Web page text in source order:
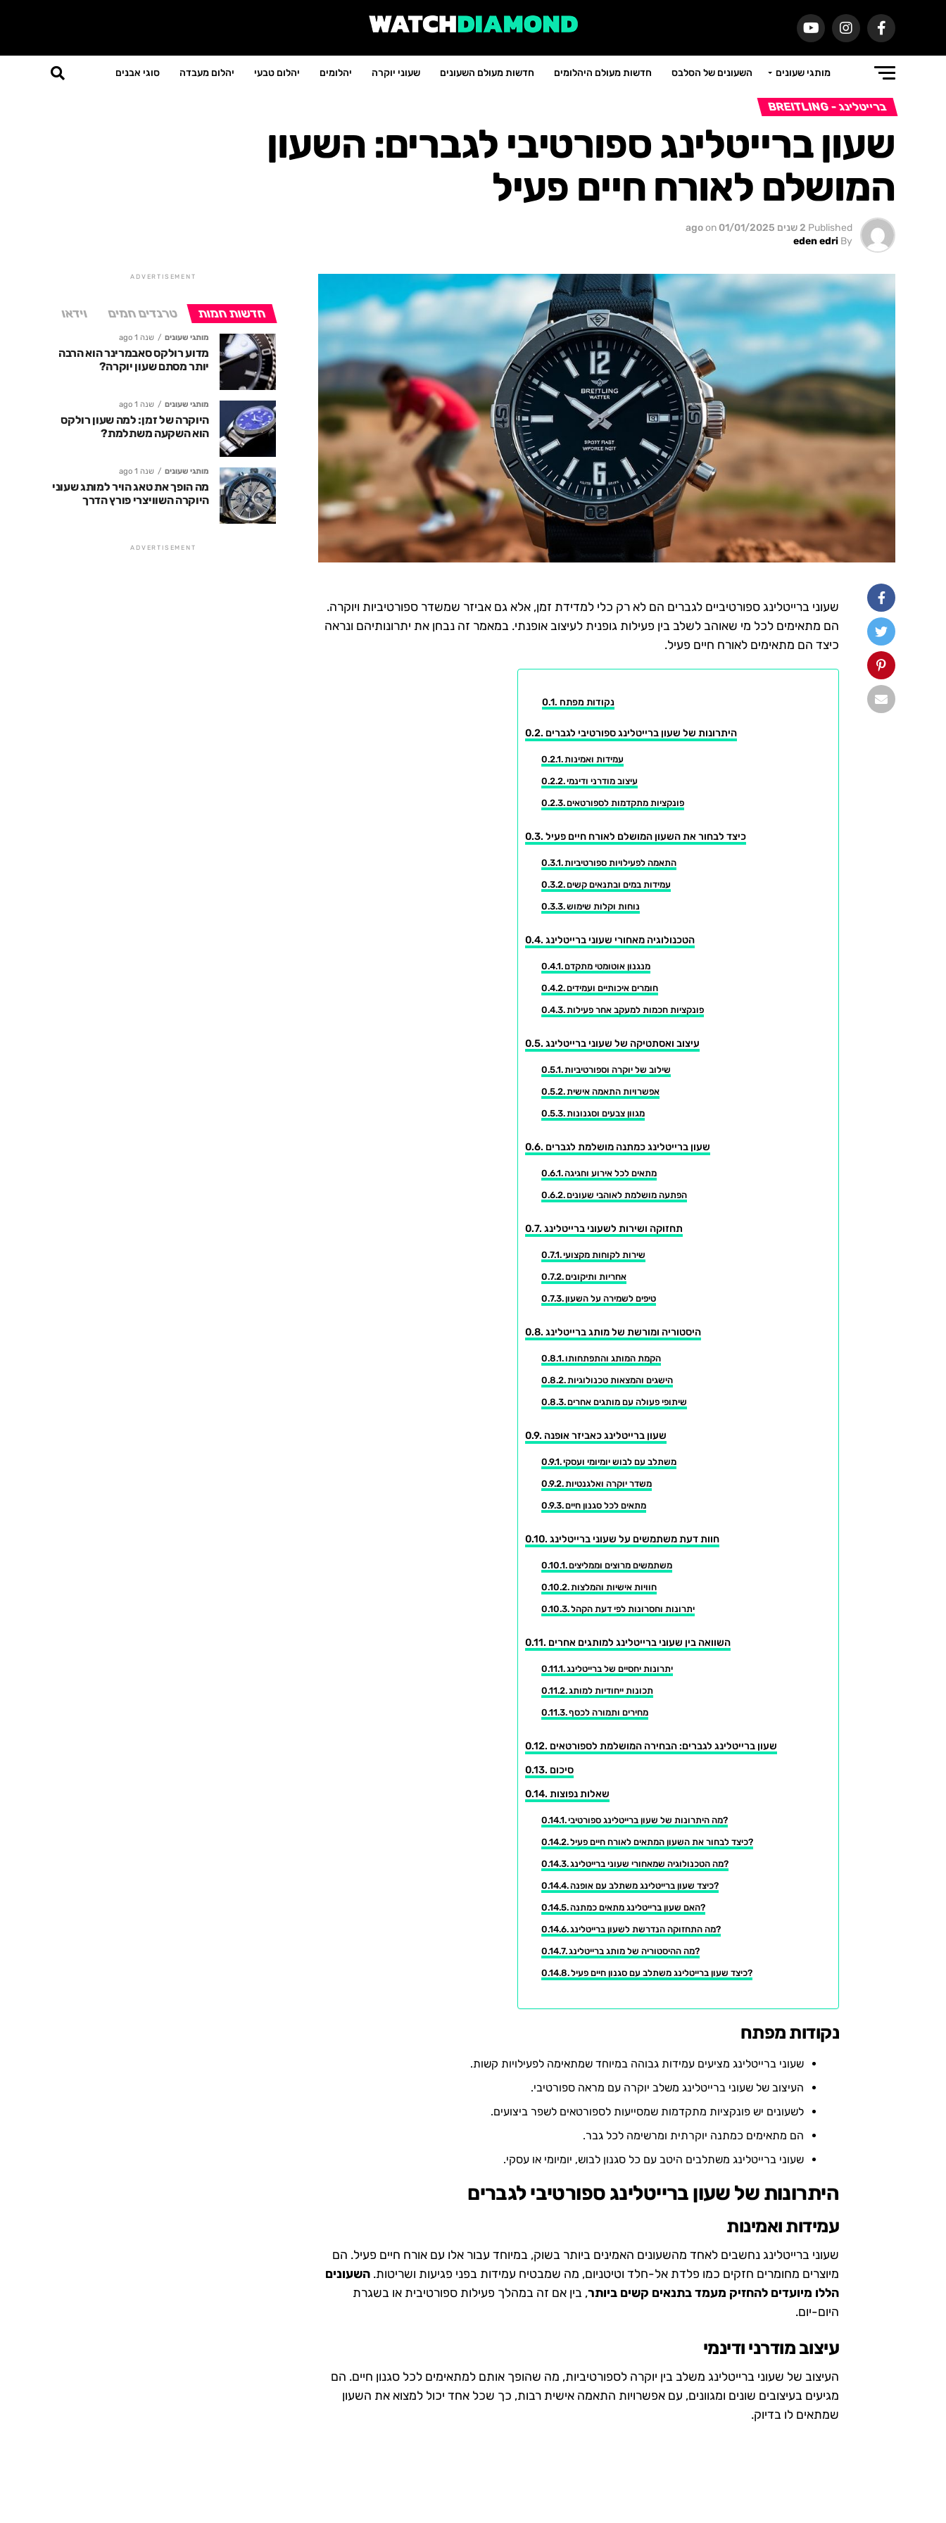
מותגי שעונים השעונים של הסלבס חדשות מעולם היהלומים חדשות מעולם השעונים שעוני יוקרה יהלומים יהלום טבעי יהלום מעבדה סוגי אבנים
ברייטלינג - BREITLING
שעון ברייטלינג ספורטיבי לגברים: השעון
המושלם לאורח חיים פעיל
Published 2 שנים ago on 01/01/2025
By
eden edri
שעוני ברייטלינג ספורטיביים לגברים הם לא רק כלי למדידת זמן, אלא גם אביזר שמשדר ספורטיביות ויוקרה.
הם מתאימים לכל מי שאוהב לשלב בין פעילות גופנית לעיצוב אופנתי. במאמר זה נבחן את יתרונותיהם ונראה
כיצד הם מתאימים לאורח חיים פעיל.
נקודות מפתח
היתרונות של שעון ברייטלינג ספורטיבי לגברים
עמידות ואמינות
עיצוב מודרני ודינמי
פונקציות מתקדמות לספורטאים
כיצד לבחור את השעון המושלם לאורח חיים פעיל
התאמה לפעילויות ספורטיביות
עמידות במים ובתנאים קשים
נוחות וקלות שימוש
הטכנולוגיה מאחורי שעוני ברייטלינג
מנגנון אוטומטי מתקדם
חומרים איכותיים ועמידים
פונקציות חכמות למעקב אחר פעילות
עיצוב ואסתטיקה של שעוני ברייטלינג
שילוב של יוקרה וספורטיביות
אפשרויות התאמה אישית
מגוון צבעים וסגנונות
שעון ברייטלינג כמתנה מושלמת לגברים
מתאים לכל אירוע וחגיגה
הפתעה מושלמת לאוהבי שעונים
תחזוקה ושירות לשעוני ברייטלינג
שירות לקוחות מקצועי
אחריות ותיקונים
טיפים לשמירה על השעון
היסטוריה ומורשת של מותג ברייטלינג
הקמת המותג והתפתחותו
הישגים והמצאות טכנולוגיות
שיתופי פעולה עם מותגים אחרים
שעון ברייטלינג כאביזר אופנה
משתלב עם לבוש יומיומי ועסקי
משדר יוקרה ואלגנטיות
מתאים לכל סגנון חיים
חוות דעת משתמשים על שעוני ברייטלינג
משתמשים מרוצים וממליצים
חוויות אישיות והמלצות
יתרונות וחסרונות לפי דעת הקהל
השוואה בין שעוני ברייטלינג למותגים אחרים
יתרונות יחסיים של ברייטלינג
תכונות ייחודיות למותג
מחירים ותמורה לכסף
שעון ברייטלינג לגברים: הבחירה המושלמת לספורטאים
סיכום
שאלות נפוצות
מה היתרונות של שעון ברייטלינג ספורטיבי?
כיצד לבחור את השעון המתאים לאורח חיים פעיל?
מה הטכנולוגיה שמאחורי שעוני ברייטלינג?
כיצד שעון ברייטלינג משתלב עם אופנה?
האם שעון ברייטלינג מתאים כמתנה?
מה התחזוקה הנדרשת לשעון ברייטלינג?
מה ההיסטוריה של מותג ברייטלינג?
כיצד שעון ברייטלינג משתלב עם סגנון חיים פעיל?
נקודות מפתח
שעוני ברייטלינג מציעים עמידות גבוהה במיוחד שמתאימה לפעילויות קשות.
העיצוב של שעוני ברייטלינג משלב יוקרה עם מראה ספורטיבי.
לשעונים יש פונקציות מתקדמות שמסייעות לספורטאים לשפר ביצועים.
הם מתאימים כמתנה יוקרתית ומרשימה לכל גבר.
שעוני ברייטלינג משתלבים היטב עם כל סגנון לבוש, יומיומי או עסקי.
היתרונות של שעון ברייטלינג ספורטיבי לגברים
עמידות ואמינות
שעוני ברייטלינג נחשבים לאחד מהשעונים האמינים ביותר בשוק, במיוחד עבור אלו עם אורח חיים פעיל. הם
מיוצרים מחומרים חזקים כמו פלדת אל-חלד וטיטניום, מה שמבטיח עמידות בפני פגיעות ושריטות. השעונים
הללו מיועדים להחזיק מעמד בתנאים קשים ביותר, בין אם זה במהלך פעילות ספורטיבית או בשגרת
היום-יום.
עיצוב מודרני ודינמי
העיצוב של שעוני ברייטלינג משלב בין יוקרה לספורטיביות, מה שהופך אותם למתאימים לכל סגנון חיים. הם
מגיעים בעיצובים שונים ומגוונים, עם אפשרויות התאמה אישית רבות, כך שכל אחד יכול למצוא את השעון
שמתאים לו בדיוק.
ADVERTISEMENT
חדשות חמות טרנדים חמים וידאו
מותגי שעונים שנה 1 ago
מדוע רולקס סאבמרינר הוא הרבה
יותר מסתם שעון יוקרה?
מותגי שעונים שנה 1 ago
היוקרה של זמן: למה שעון רולקס
הוא השקעה משתלמת?
מותגי שעונים שנה 1 ago
מה הופך את טאג הויר למותג שעוני
היוקרה השוויצרי פורץ הדרך
ADVERTISEMENT